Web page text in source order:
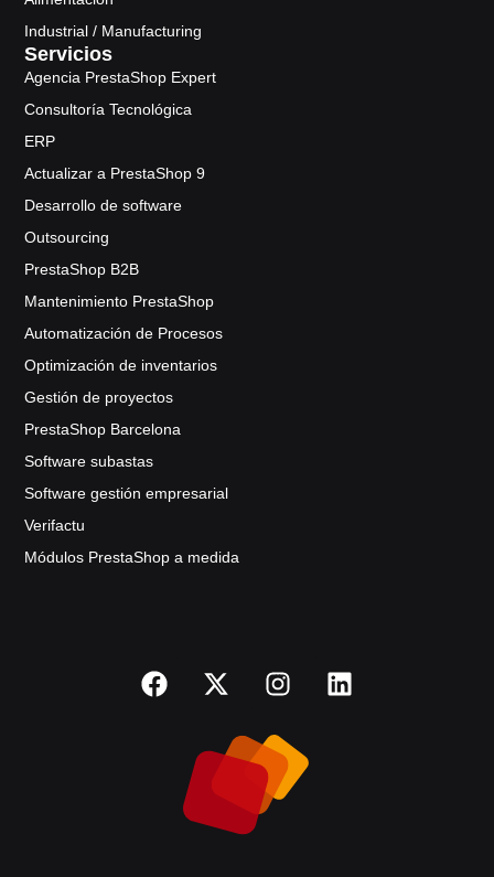
Industrial / Manufacturing
Servicios
Agencia PrestaShop Expert
Consultoría Tecnológica
ERP
Actualizar a PrestaShop 9
Desarrollo de software
Outsourcing
PrestaShop B2B
Mantenimiento PrestaShop
Automatización de Procesos
Optimización de inventarios
Gestión de proyectos
PrestaShop Barcelona
Software subastas
Software gestión empresarial
Verifactu
Módulos PrestaShop a medida